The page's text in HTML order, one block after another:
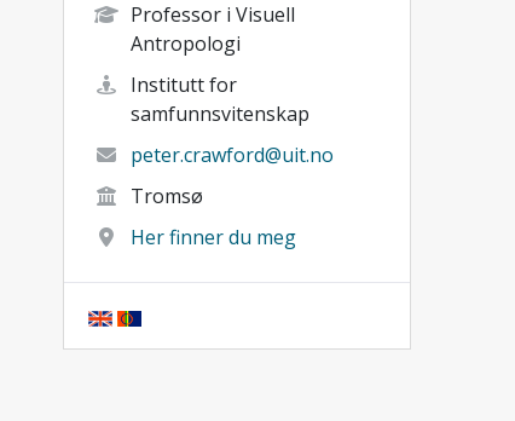
Professor i Visuell
Antropologi
Institutt for
samfunnsvitenskap
peter.crawford@uit.no
Tromsø
Her finner du meg